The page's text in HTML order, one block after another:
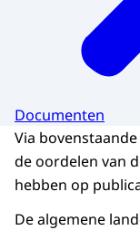
Documenten
Via
de oordelen van
hebben op
De algemene